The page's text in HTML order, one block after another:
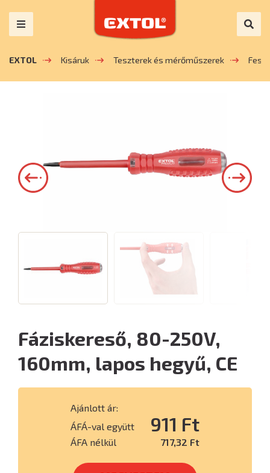
EXTOL Kisáruk Teszterek és mérőműszerek
Fáziskereső, 80-250V,
160mm, lapos hegyű, CE
Ajánlott ár:
ÁFÁ-val együtt
911 Ft
ÁFA nélkül 717,32 Ft